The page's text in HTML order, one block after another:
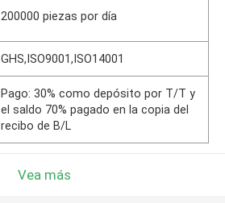
200000 piezas por día
GHS,ISO9001,ISO14001
Pago: 30% como depósito por T/T y
el saldo 70% pagado en la copia del
recibo de B/L
Vea más